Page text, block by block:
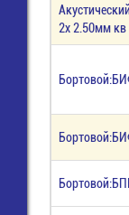
2х 2.50мм кв